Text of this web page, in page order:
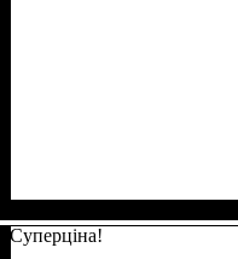
Суперціна!